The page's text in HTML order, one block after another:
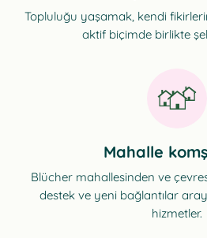
Topluluğu yaşamak, kendi
aktif biçimde birlikte
Mahalle
Blücher mahallesinden ve
destek ve yeni bağlantılar
hizmetler.